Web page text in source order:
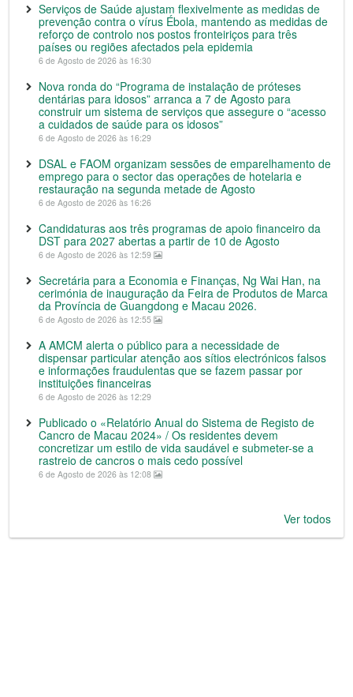
Serviços de Saúde ajustam flexivelmente as medidas de
prevenção contra o vírus Ébola, mantendo as medidas de
reforço de controlo nos postos fronteiriços para três
países ou regiões afectados pela epidemia
6 de Agosto de 2026 às 16:30
Nova ronda do “Programa de instalação de próteses
dentárias para idosos” arranca a 7 de Agosto para
construir um sistema de serviços que assegure o “acesso
a cuidados de saúde para os idosos”
6 de Agosto de 2026 às 16:29
DSAL e FAOM organizam sessões de emparelhamento de
emprego para o sector das operações de hotelaria e
restauração na segunda metade de Agosto
6 de Agosto de 2026 às 16:26
Candidaturas aos três programas de apoio financeiro da
DST para 2027 abertas a partir de 10 de Agosto
6 de Agosto de 2026 às 12:59
Secretária para a Economia e Finanças, Ng Wai Han, na
cerimónia de inauguração da Feira de Produtos de Marca
da Província de Guangdong e Macau 2026.
6 de Agosto de 2026 às 12:55
A AMCM alerta o público para a necessidade de
dispensar particular atenção aos sítios electrónicos falsos
e informações fraudulentas que se fazem passar por
instituições financeiras
6 de Agosto de 2026 às 12:29
Publicado o «Relatório Anual do Sistema de Registo de
Cancro de Macau 2024» / Os residentes devem
concretizar um estilo de vida saudável e submeter-se a
rastreio de cancros o mais cedo possível
6 de Agosto de 2026 às 12:08
Ver todos